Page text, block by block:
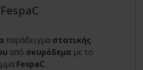
παράδειγμα στατικής
από σκυρόδεμα με το
FespaC.